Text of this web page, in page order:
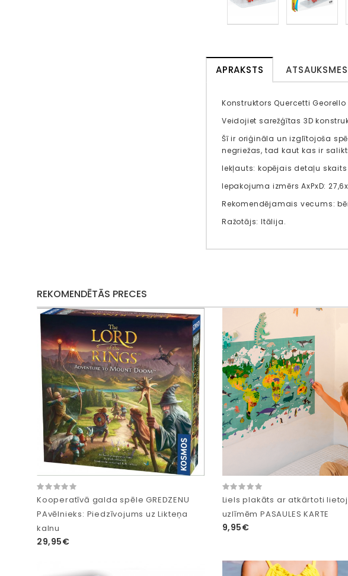
APRAKSTS
Konstruktors Quercetti
Veidojiet sarežģītas 3D
Šī ir oriģināla un izglītojoša
negriežas, tad kaut kas ir
Iekļauts: kopējais detaļu
Iepakojuma izmērs AxPxD:
Rekomendējamais vecums:
Ražotājs: Itālija.
REKOMENDĒTĀS PRECES
Kooperatīvā galda spēle GREDZENU
PAvēlnieks: Piedzīvojums uz Likteņa
kalnu
29,95€
Liels plakāts ar atkārtoti
uzlīmēm PASAULES KARTE
9,95€